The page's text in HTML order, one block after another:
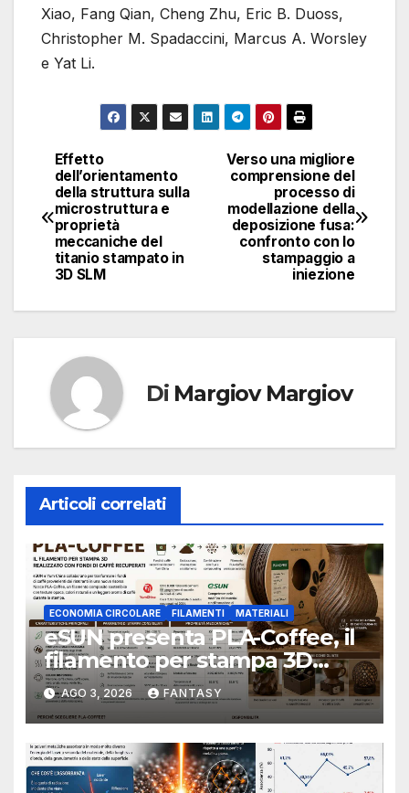
Xiao, Fang Qian, Cheng Zhu, Eric B. Duoss,
Christopher M. Spadaccini, Marcus A. Worsley
e Yat Li.
Navigazione
articoli
Verso una migliore
comprensione del
processo di
modellazione della
deposizione fusa:
confronto con lo
stampaggio a
iniezione
Effetto
dell’orientamento
della struttura sulla
microstruttura e
proprietà
meccaniche del
titanio stampato in
3D SLM
Di Margiov Margiov
Articoli correlati
ECONOMIA CIRCOLARE FILAMENTI MATERIALI
eSUN presenta PLA-Coffee, il
filamento per stampa 3D
sviluppato con fondi di caffè
recuperati
AGO 3, 2026 FANTASY